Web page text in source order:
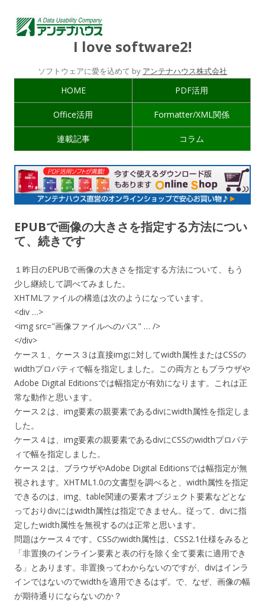
I love software2!
ソフトウェアに愛を込めて by アンテナハウス株式会社
HOME PDF活用
Office活用 Formatter/XML関係
連載記事 コラム
EPUBで画像の大きさを指定する方法につい
て、続きです
１昨日のEPUBで画像の大きさを指定する方法について、もう
少し継続して調べてみました。
XHTMLファイルの構造は次のようになっています。
<div …>
<img src="画像ファイルへのパス" … />
</div>
ケース１、ケース３は直接imgに対してwidth属性またはCSSの
widthプロパティで幅を指定しました。この両方ともブラウザや
Adobe Digital Editionsでは幅指定が有効になります。これは正
常な動作と思います。
ケース２は、img要素の親要素であるdivにwidth属性を指定しま
した。
ケース４は、img要素の親要素であるdivにCSSのwidthプロパテ
ィで幅を指定しました。
ケース２は、ブラウザやAdobe Digital Editionsでは幅指定が無
視されます。XHTML1.0の文書型を調べると、width属性を指定
できるのは、img、table関連の要素オブジェクト要素などとな
っておりdivにはwidth属性は指定できません。従って、divに指
定したwidth属性を無視するのは正常と思います。
問題はケース４です。CSSのwidth属性は、CSS2.1仕様をみると
「非置換のインライン要素と表の行を除く全て要素に適用でき
る」とあります。非置換ってわからないのですが、divはインラ
インではないのでwidthを適用できるはず。で、なぜ、画像の幅
が期待通りにならないのか？